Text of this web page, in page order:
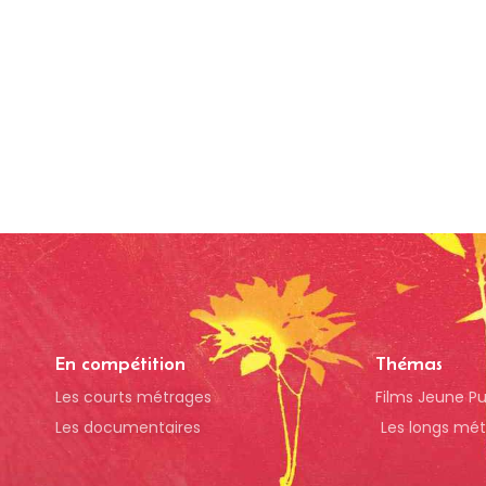
En compétition
Les courts métrages
Les documentaires
Thémas
Films Jeune
Les longs